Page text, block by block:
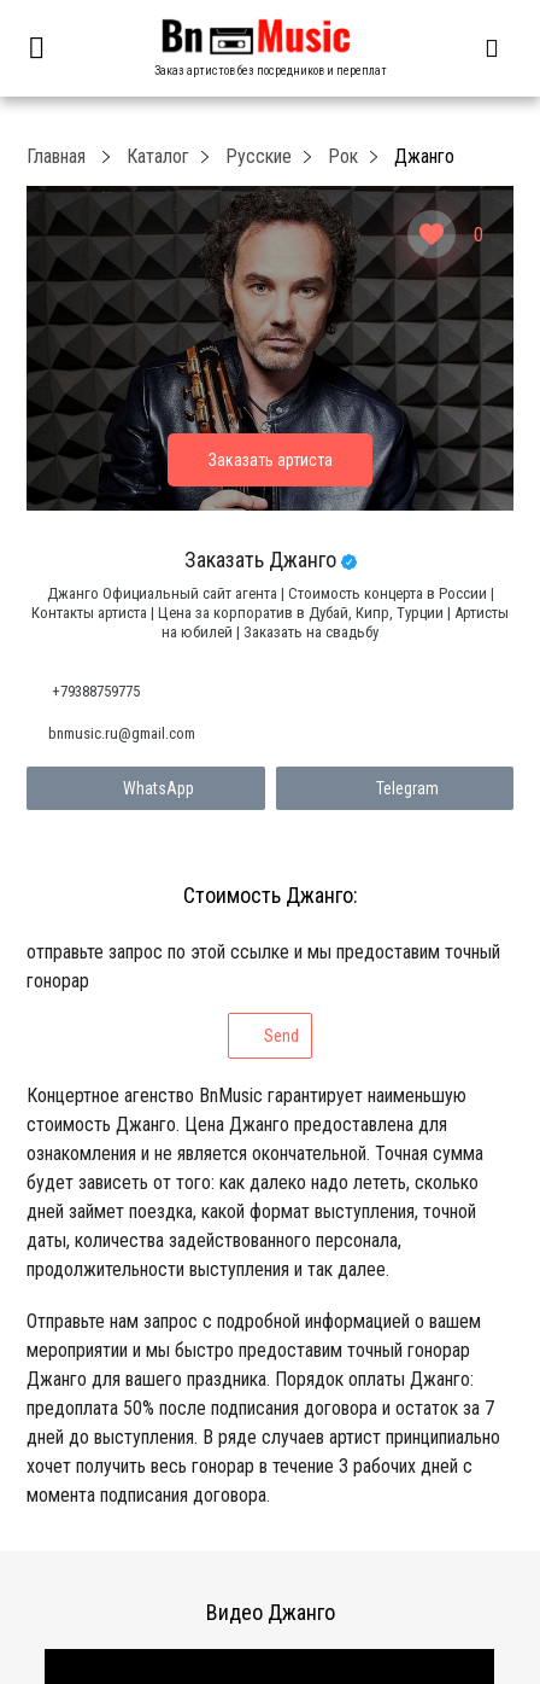
Заказ артистов без посредников и переплат
0
Главная Каталог Русские Рок Джанго
Заказать Джанго
Джанго Официальный сайт агента | Стоимость концерта в России |
Контакты артиста | Цена за корпоратив в Дубай, Кипр, Турции | Артисты
на юбилей | Заказать на свадьбу
+79388759775
WhatsApp Telegram
bnmusic.ru@gmail.com
Стоимость Джанго:
отправьте запрос по этой ссылке и мы предоставим точный
гонорар
Send
Концертное агенство BnMusic гарантирует наименьшую
стоимость Джанго. Цена Джанго предоставлена для
ознакомления и не является окончательной. Точная сумма
будет зависеть от того: как далеко надо лететь, сколько
дней займет поездка, какой формат выступления, точной
даты, количества задействованного персонала,
продолжительности выступления и так далее.
Отправьте нам запрос с подробной информацией о вашем
мероприятии и мы быстро предоставим точный гонорар
Джанго для вашего праздника. Порядок оплаты Джанго:
предоплата 50% после подписания договора и остаток за 7
дней до выступления. В ряде случаев артист принципиально
хочет получить весь гонорар в течение 3 рабочих дней с
момента подписания договора.
Видео Джанго